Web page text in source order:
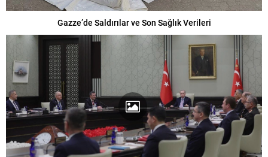
Gazze’de Saldırılar ve Son Sağlık Verileri